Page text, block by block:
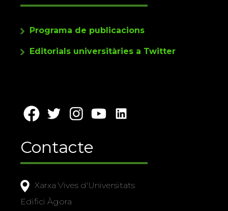
Programa de publicacions
Editorials universitàries a Twitter
Contacte
Xarxa Vives d'Universitats
Edifici Àgora